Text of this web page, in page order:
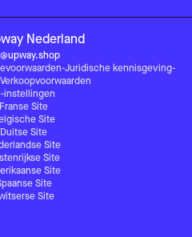
Nederland
-Juridische kennisgeving-
Verkoopvoorwaarden
instellingen
Franse Site
Site
Duitse Site
Site
Site
Site
Site
Site